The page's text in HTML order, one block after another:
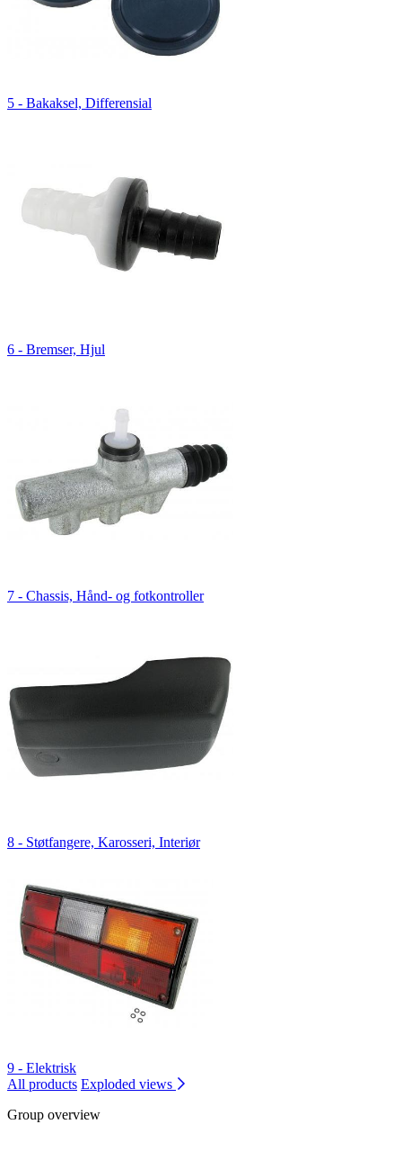
5 - Bakaksel, Differensial
6 - Bremser, Hjul
7 - Chassis, Hånd- og fotkontroller
8 - Støtfangere, Karosseri, Interiør
9 - Elektrisk
All products Exploded views
Group overview